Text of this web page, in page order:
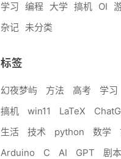
学习 编程 大学 搞机 OI
杂记 未分类
标签
幻夜梦屿 方法 高考 学习
搞机
win11 LaTeX
生活
技术 python 数学
Arduino
C AI GPT 剧本